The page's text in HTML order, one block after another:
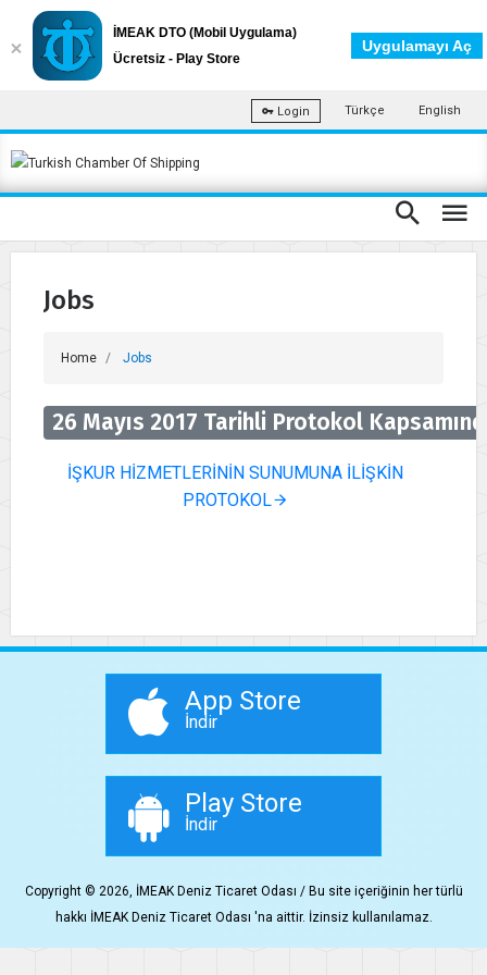
Login Türkçe English
Jobs
Home Jobs
26 Mayıs 2017 Tarihli Protokol
İŞKUR HİZMETLERİNİN SUNUMUNA İLİŞKİN
PROTOKOL
App Store
İndir
Play Store
İndir
Copyright © 2026, İMEAK Deniz Ticaret Odası / Bu site içeriğinin her türlü
hakkı İMEAK Deniz Ticaret Odası 'na aittir. İzinsiz kullanılamaz.
İMEAK DTO (Mobil Uygulama)
Ücretsiz - Play Store
Uygulamayı Aç